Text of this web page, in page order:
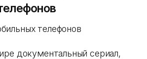
документальный сериал,